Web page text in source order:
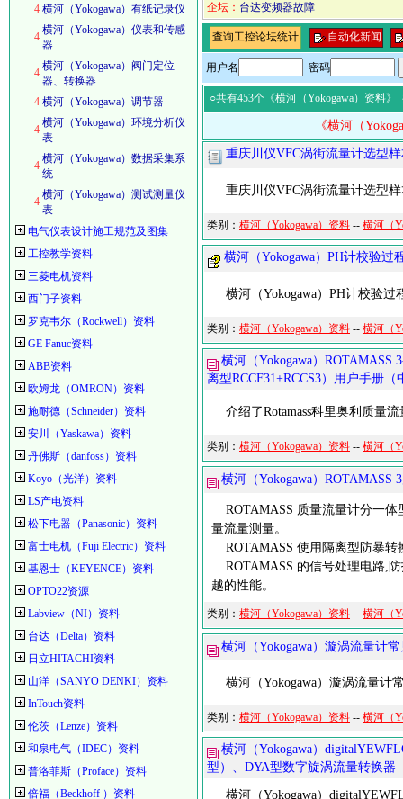
4 横河（Yokogawa）有纸记录仪
4
横河（Yokogawa）仪表和传感
器
4
横河（Yokogawa）阀门定位
器、转换器
4 横河（Yokogawa）调节器
4
横河（Yokogawa）环境分析仪
表
4
横河（Yokogawa）数据采集系
统
4
横河（Yokogawa）测试测量仪
表
电气仪表设计施工规范及图集
工控教学资料
三菱电机资料
西门子资料
罗克韦尔（Rockwell）资料
GE Fanuc资料
ABB资料
欧姆龙（OMRON）资料
施耐德（Schneider）资料
安川（Yaskawa）资料
丹佛斯（danfoss）资料
Koyo（光洋）资料
LS产电资料
松下电器（Panasonic）资料
富士电机（Fuji Electric）资料
基恩士（KEYENCE）资料
OPTO22资源
Labview（NI）资料
台达（Delta）资料
日立HITACHI资料
山洋（SANYO DENKI）资料
InTouch资料
伦茨（Lenze）资料
和泉电气（IDEC）资料
普洛菲斯（Proface）资料
倍福（Beckhoff ）资料
企坛： 台达变频器故障
查询工控论坛统计 自动化新闻
用户名 密码
○共有453个《横河（Yokogawa）资料》
《横河（
重庆川仪VFC涡街流量计选型
重庆川仪VFC涡街流量计选型样
类别： 横河（Yokogawa）资料 -- 横河（
横河（Yokogawa）PH计校验过
横河（Yokogawa）PH计校验过
类别： 横河（Yokogawa）资料 -- 横河（
横河（Yokogawa）ROTAMASS
离型RCCF31+RCCS3）用户手册（
介绍了Rotamass科里奥利质量流
类别： 横河（Yokogawa）资料 -- 横河（
横河（Yokogawa）ROTAMASS
ROTAMASS 质量流量计分一体
量流量测量。
ROTAMASS 使用隔离型防暴转
ROTAMASS 的信号处理电路,
越的性能。
类别： 横河（Yokogawa）资料 -- 横河（
横河（Yokogawa）漩涡流量计
横河（Yokogawa）漩涡流量计
类别： 横河（Yokogawa）资料 -- 横河（
横河（Yokogawa）
型）、DYA型数字旋涡流量转换器
横河（Yokogawa）